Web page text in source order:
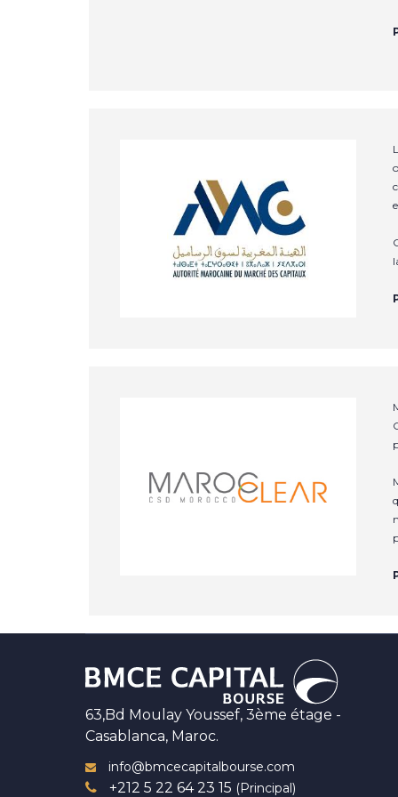
63,Bd Moulay Youssef, 3ème étage -
Casablanca, Maroc.
info@bmcecapitalbourse.com
+212 5 22 64 23 15 (Principal)